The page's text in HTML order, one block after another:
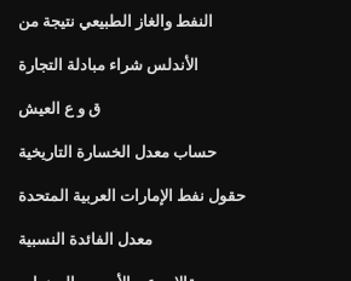
النفط والغاز الطبيعي نتيجة من
الأندلس شراء مبادلة التجارة
ق و ع العيش
حساب معدل الخسارة التاريخية
حقول نفط الإمارات العربية المتحدة
معدل الفائدة النسبية